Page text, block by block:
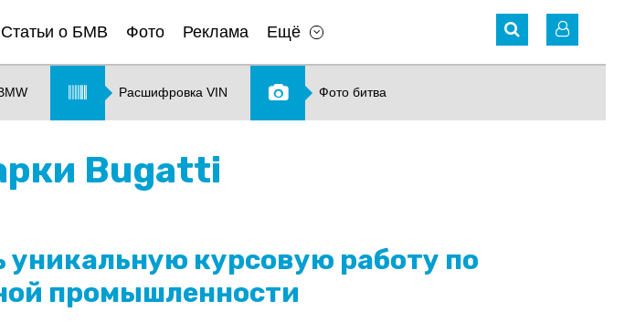
Статьи о БМВ Фото Реклама Ещё
Расшифровка VIN Фото битва
Bugatti
уникальную курсовую работу по
промышленности